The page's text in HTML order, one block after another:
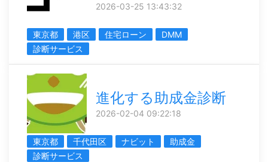
2026-03-25 13:43:32
東京都 港区 住宅ローン
DMM
診断サービス
進化する助成金診断
2026-02-04 09:22:18
東京都 千代田区 ナビット
助成金
診断サービス